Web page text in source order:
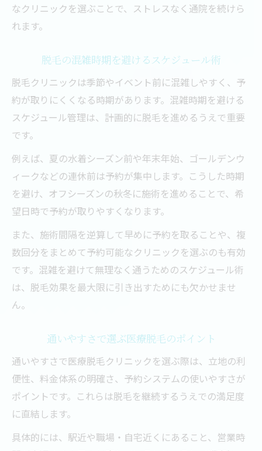
なクリニックを選ぶことで、ストレスなく通院を続けら
れます。
脱毛の混雑時期を避けるスケジュール術
脱毛クリニックは季節やイベント前に混雑しやすく、予
約が取りにくくなる時期があります。混雑時期を避ける
スケジュール管理は、計画的に脱毛を進めるうえで重要
です。
例えば、夏の水着シーズン前や年末年始、ゴールデンウ
ィークなどの連休前は予約が集中します。こうした時期
を避け、オフシーズンの秋冬に施術を進めることで、希
望日時で予約が取りやすくなります。
また、施術間隔を逆算して早めに予約を取ることや、複
数回分をまとめて予約可能なクリニックを選ぶのも有効
です。混雑を避けて無理なく通うためのスケジュール術
は、脱毛効果を最大限に引き出すためにも欠かせませ
ん。
通いやすさで選ぶ医療脱毛のポイント
通いやすさで医療脱毛クリニックを選ぶ際は、立地の利
便性、料金体系の明確さ、予約システムの使いやすさが
ポイントです。これらは脱毛を継続するうえでの満足度
に直結します。
具体的には、駅近や職場・自宅近くにあること、営業時